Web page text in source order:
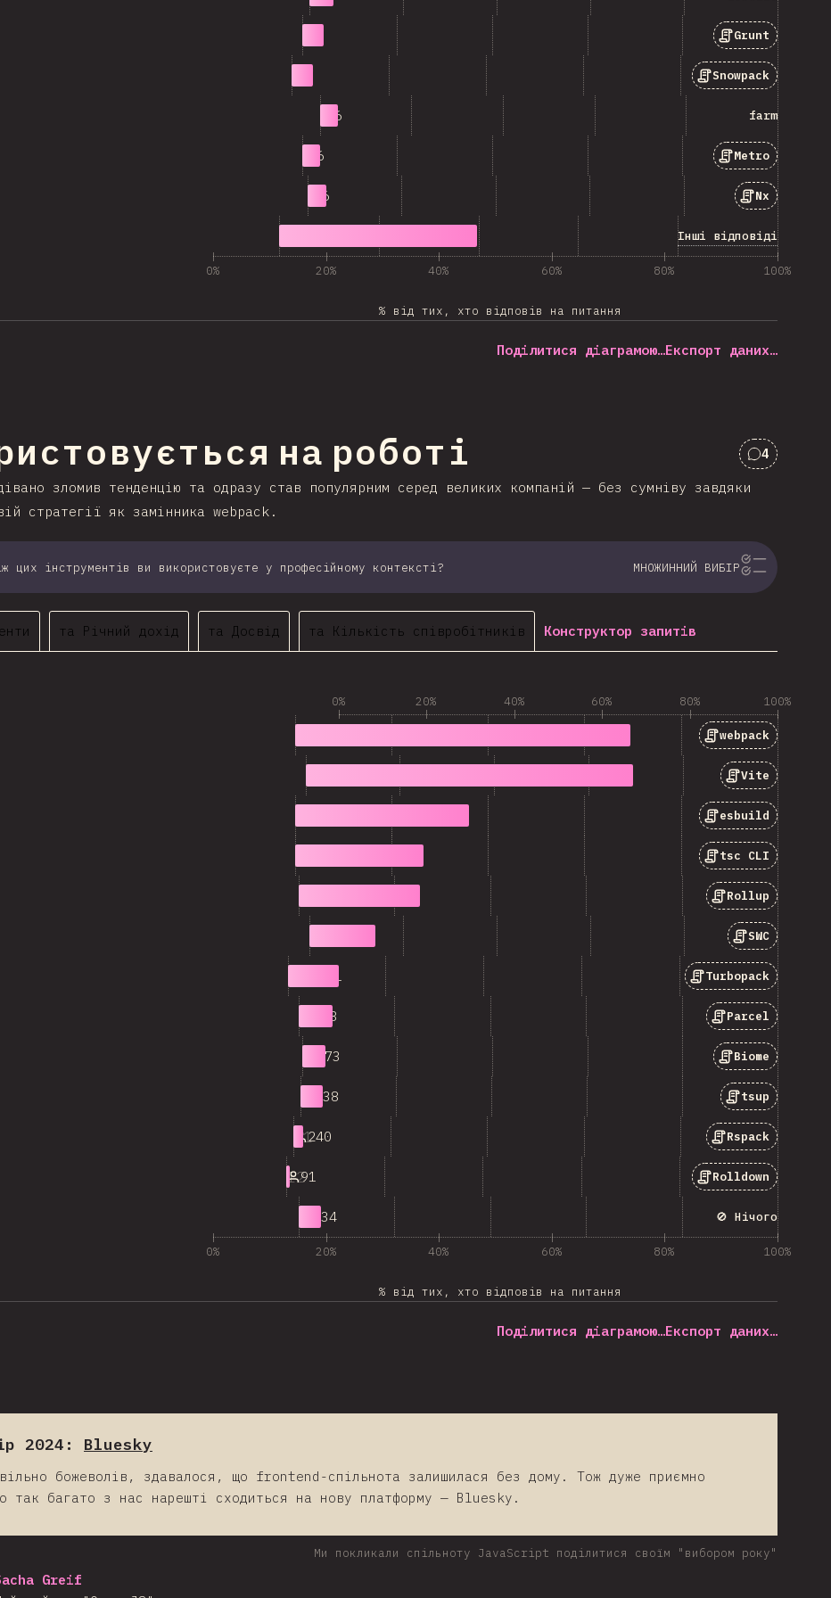
Grunt
Snowpack
farm
6
Metro
6
10 Nx
6
Інші відповіді
0% 20% 40% 60% 80% 100%
% від тих, хто відповів на питання
Поділитися діаграмою…Експорт даних…
на секціюна роботі
4
зломив тенденцію та одразу став популярним серед великих компаній — без сумніву завдяки
стратегії як замінника webpack.
цих інструментів ви використовуєте у професійному контексті? МНОЖИННИЙ ВИБІР
та Річний дохід та Досвід та Кількість співробітників Конструктор запитів
0% 20% 40% 60% 80% 100%
webpack
Vite
esbuild
tsc CLI
Rollup
SWC
Turbopack
1,191
Parcel
818
Biome
573
tsup
538
11 Rspack
240
12 Rolldown
91
🚫 Нічого
534
0% 20% 40% 60% 80% 100%
% від тих, хто відповів на питання
Поділитися діаграмою…Експорт даних…
2024: Bluesky
божеволів, здавалося, що frontend-спільнота залишилася без дому. Тож дуже приємно
так багато з нас нарешті сходиться на нову платформу — Bluesky.
Ми покликали спільноту JavaScript поділитися своїм "вибором року"
Greif